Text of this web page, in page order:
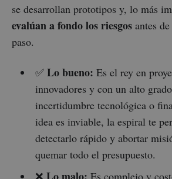
se desarrollan prototipos y, lo más
evalúan a fondo los riesgos antes
paso.
✅ Lo bueno: Es el rey en
innovadores y con un alto
incertidumbre tecnológica o
idea es inviable, la espiral te
detectarlo rápido y abortar
quemar todo el presupuesto.
❌
Es complejo y